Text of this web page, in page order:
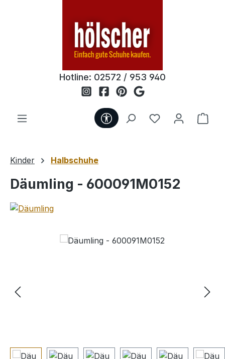
Hotline: 02572 / 953 940
Werkzeugleiste anzeigen
Du hast 0
Kinder Halbschuhe
Däumling - 600091M0152
Bildergalerie überspringen